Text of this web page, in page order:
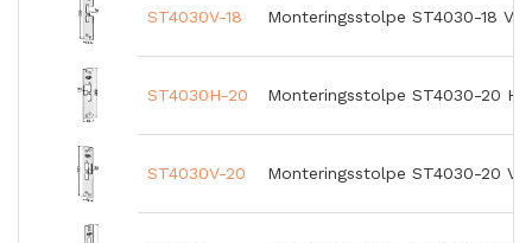
ST4030V-18 Monteringsstolpe ST4030-18
ST4030H-20 Monteringsstolpe ST4030-20
ST4030V-20 Monteringsstolpe ST4030-20